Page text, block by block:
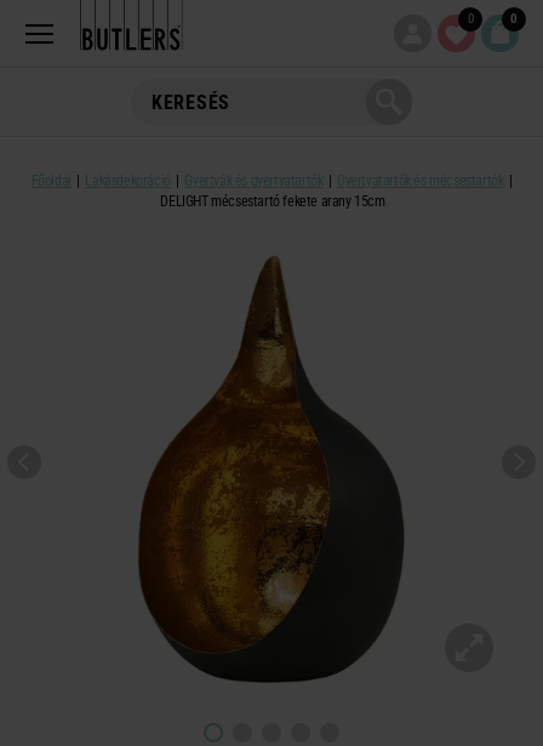
0 0
Főoldal Lakásdekoráció Gyertyák és gyertyatartók
Gyertyatartók és mécsestartók
DELIGHT mécsestartó fekete arany 15cm